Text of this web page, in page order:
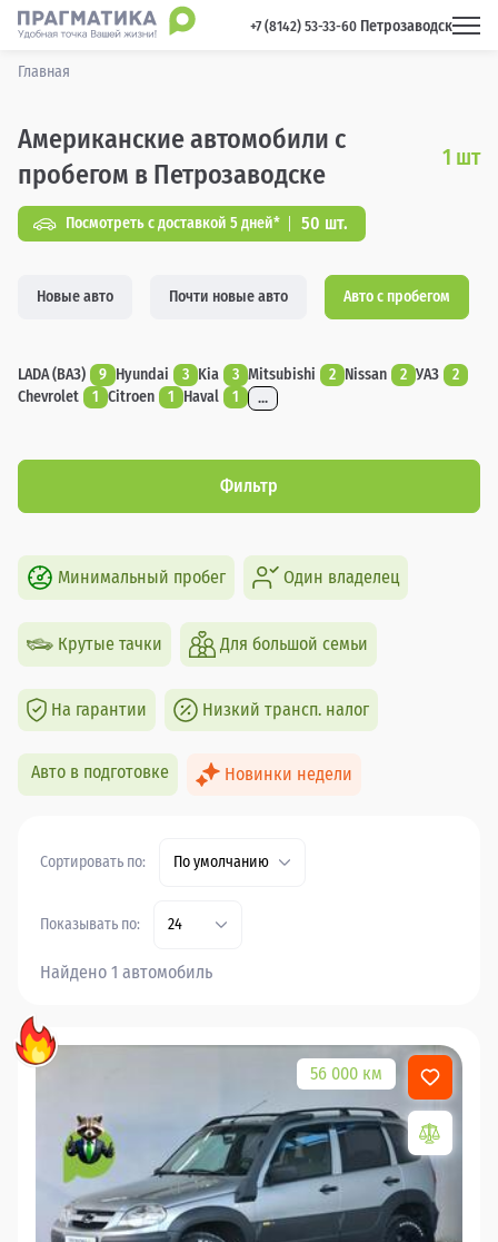
+7 (8142) 53-33-60 Петрозаводск
Главная
Американские автомобили с
пробегом в Петрозаводске
1 шт
Посмотреть с доставкой 5 дней* 50 шт.
Новые авто Почти новые авто Авто с пробегом
LADA (ВАЗ) 9 Hyundai 3 Kia 3 Mitsubishi 2 Nissan 2 УАЗ
2
Chevrolet
1 Citroen 1 Haval 1 ...
Фильтр
Минимальный пробег Один владелец
Крутые тачки Для большой семьи
На гарантии Низкий трансп. налог
Авто в подготовке Новинки недели
Сортировать по: По умолчанию
Показывать по: 24
Найдено 1 автомобиль
56 000 км